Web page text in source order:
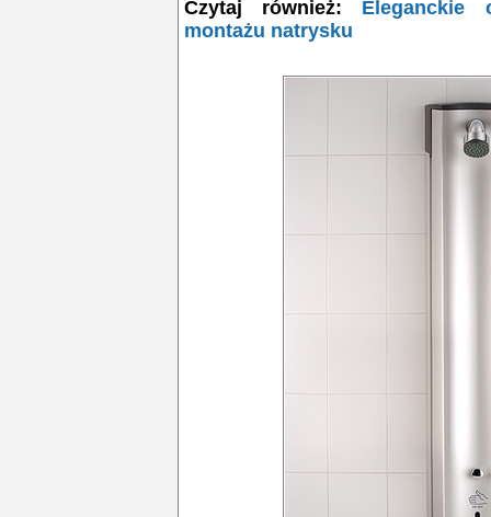
Czytaj również: Eleganckie
montażu natrysku